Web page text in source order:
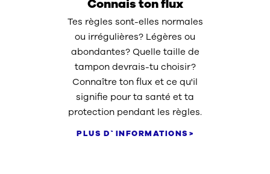
Connais ton flux
Tes règles sont-elles normales
ou irrégulières? Légères ou
abondantes? Quelle taille de
tampon devrais-tu choisir?
Connaître ton flux et ce qu'il
signifie pour ta santé et ta
protection pendant les règles.
PLUS D`INFORMATIONS